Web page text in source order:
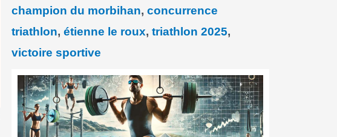
champion du morbihan, concurrence
triathlon, étienne le roux, triathlon 2025,
victoire sportive